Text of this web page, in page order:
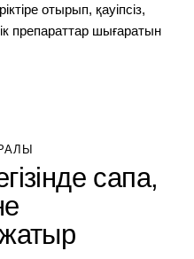
отырып, қауіпсіз,
препараттар шығаратын
сапа,